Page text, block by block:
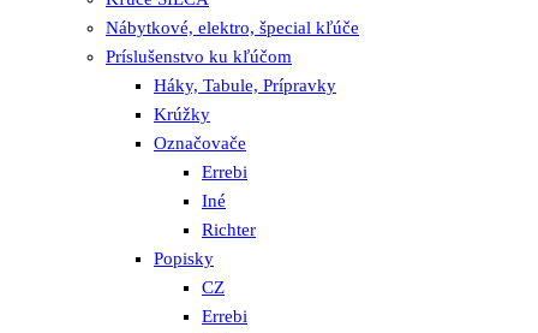
Nábytkové, elektro, špecial kľúče
Príslušenstvo ku kľúčom
Háky, Tabule, Prípravky
Krúžky
Označovače
Errebi
Iné
Richter
Popisky
CZ
Errebi